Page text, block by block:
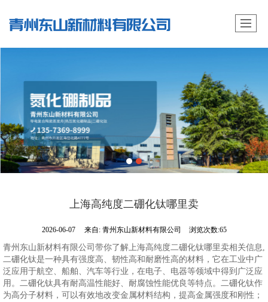
上海高纯度二硼化钛哪里卖
2026-06-07 来自: 青州东山新材料有限公司 浏览次数:65
青州东山新材料有限公司带你了解上海高纯度二硼化钛哪里卖相关信息,
二硼化钛是一种具有强度高、韧性高和耐磨性高的材料，它在工业中广
泛应用于航空、船舶、汽车等行业，在电子、电器等领域中得到广泛应
用。二硼化钛具有耐高温性能好、耐腐蚀性能优良等特点。二硼化钛作
为高分子材料，可以有效地改变金属材料结构，提高金属强度和刚性；